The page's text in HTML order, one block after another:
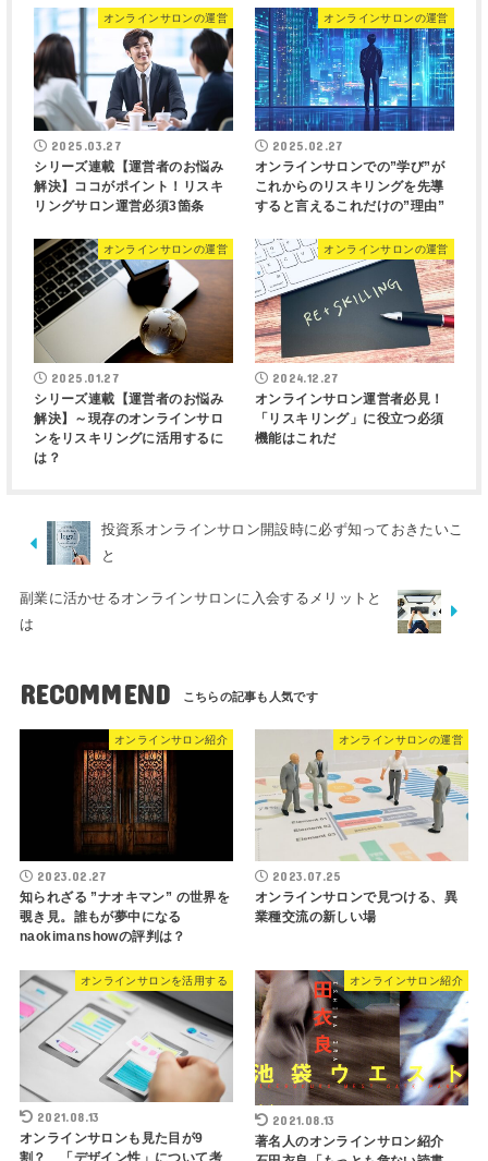
オンラインサロンの運営
2025.03.27
シリーズ連載【運営者のお悩み
解決】ココがポイント！リスキ
リングサロン運営必須3箇条
オンラインサロンの運営
2025.02.27
オンラインサロンでの”学び”が
これからのリスキリングを先導
すると言えるこれだけの”理由”
オンラインサロンの運営
2025.01.27
シリーズ連載【運営者のお悩み
解決】～現存のオンラインサロ
ンをリスキリングに活用するに
は？
オンラインサロンの運営
2024.12.27
オンラインサロン運営者必見！
「リスキリング」に役立つ必須
機能はこれだ
投資系オンラインサロン開設時に必ず知っておきたいこ
と
副業に活かせるオンラインサロンに入会するメリットと
は
RECOMMEND
オンラインサロン紹介
2023.02.27
知られざる ”ナオキマン” の世界を
覗き見。誰もが夢中になる
naokimanshowの評判は？
オンラインサロンの運営
2023.07.25
オンラインサロンで見つける、異
業種交流の新しい場
オンラインサロンを活用する
2021.08.13
オンラインサロンも見た目が9
割？ 「デザイン性」について考
オンラインサロン紹介
2021.08.13
著名人のオンラインサロン紹介